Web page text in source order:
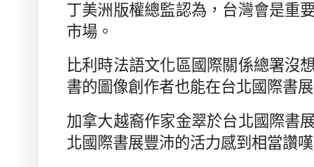
丁美洲版權總監認為，台灣會是重
市場。
比利時法語文化區國際關係總署沒
書的圖像創作者也能在台北國際書
加拿大越裔作家金翠於台北國際書
北國際書展豐沛的活力感到相當讚